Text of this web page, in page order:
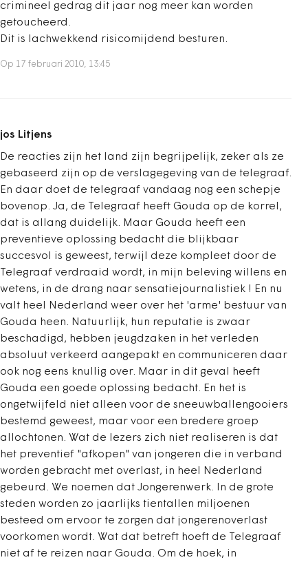
crimineel gedrag dit jaar nog meer kan worden
getoucheerd.
Dit is lachwekkend risicomijdend besturen.
Op 17 februari 2010, 13:45
jos Litjens
De reacties zijn het land zijn begrijpelijk, zeker als ze
gebaseerd zijn op de verslagegeving van de telegraaf.
En daar doet de telegraaf vandaag nog een schepje
bovenop. Ja, de Telegraaf heeft Gouda op de korrel,
dat is allang duidelijk. Maar Gouda heeft een
preventieve oplossing bedacht die blijkbaar
succesvol is geweest, terwijl deze kompleet door de
Telegraaf verdraaid wordt, in mijn beleving willens en
wetens, in de drang naar sensatiejournalistiek ! En nu
valt heel Nederland weer over het 'arme' bestuur van
Gouda heen. Natuurlijk, hun reputatie is zwaar
beschadigd, hebben jeugdzaken in het verleden
absoluut verkeerd aangepakt en communiceren daar
ook nog eens knullig over. Maar in dit geval heeft
Gouda een goede oplossing bedacht. En het is
ongetwijfeld niet alleen voor de sneeuwballengooiers
bestemd geweest, maar voor een bredere groep
allochtonen. Wat de lezers zich niet realiseren is dat
het preventief "afkopen" van jongeren die in verband
worden gebracht met overlast, in heel Nederland
gebeurd. We noemen dat Jongerenwerk. In de grote
steden worden zo jaarlijks tientallen miljoenen
besteed om ervoor te zorgen dat jongerenoverlast
voorkomen wordt. Wat dat betreft hoeft de Telegraaf
niet af te reizen naar Gouda. Om de hoek, in